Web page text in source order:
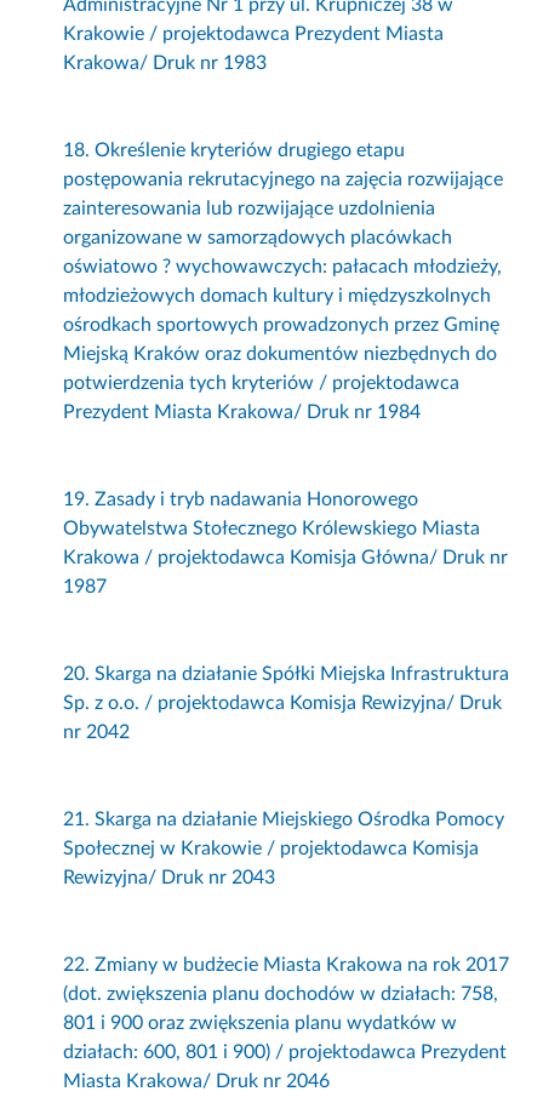
Administracyjne Nr 1 przy ul. Krupniczej 38 w
Krakowie / projektodawca Prezydent Miasta
Krakowa/ Druk nr 1983
18. Określenie kryteriów drugiego etapu
postępowania rekrutacyjnego na zajęcia rozwijające
zainteresowania lub rozwijające uzdolnienia
organizowane w samorządowych placówkach
oświatowo ? wychowawczych: pałacach młodzieży,
młodzieżowych domach kultury i międzyszkolnych
ośrodkach sportowych prowadzonych przez Gminę
Miejską Kraków oraz dokumentów niezbędnych do
potwierdzenia tych kryteriów / projektodawca
Prezydent Miasta Krakowa/ Druk nr 1984
19. Zasady i tryb nadawania Honorowego
Obywatelstwa Stołecznego Królewskiego Miasta
Krakowa / projektodawca Komisja Główna/ Druk nr
1987
20. Skarga na działanie Spółki Miejska Infrastruktura
Sp. z o.o. / projektodawca Komisja Rewizyjna/ Druk
nr 2042
21. Skarga na działanie Miejskiego Ośrodka Pomocy
Społecznej w Krakowie / projektodawca Komisja
Rewizyjna/ Druk nr 2043
22. Zmiany w budżecie Miasta Krakowa na rok 2017
(dot. zwiększenia planu dochodów w działach: 758,
801 i 900 oraz zwiększenia planu wydatków w
działach: 600, 801 i 900) / projektodawca Prezydent
Miasta Krakowa/ Druk nr 2046